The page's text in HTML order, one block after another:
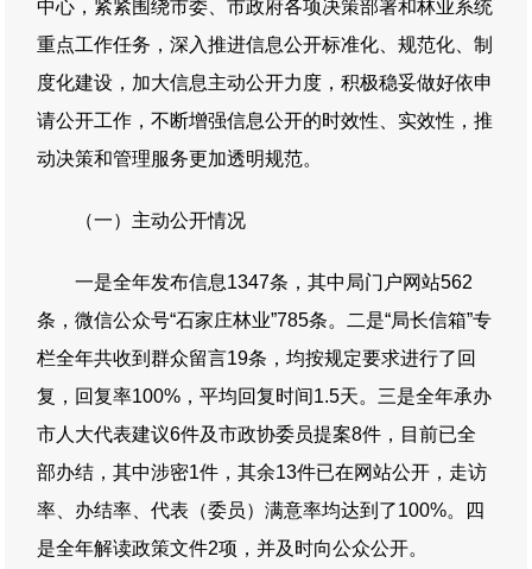
中心，紧紧围绕市委、市政府各项决策部署和林业系统
重点工作任务，深入推进信息公开标准化、规范化、制
度化建设，加大信息主动公开力度，积极稳妥做好依申
请公开工作，不断增强信息公开的时效性、实效性，推
动决策和管理服务更加透明规范。
（一）主动公开情况
一是全年发布信息1347条，其中局门户网站562
条，微信公众号“石家庄林业”785条。二是“局长信箱”专
栏全年共收到群众留言19条，均按规定要求进行了回
复，回复率100%，平均回复时间1.5天。三是全年承办
市人大代表建议6件及市政协委员提案8件，目前已全
部办结，其中涉密1件，其余13件已在网站公开，走访
率、办结率、代表（委员）满意率均达到了100%。四
是全年解读政策文件2项，并及时向公众公开。